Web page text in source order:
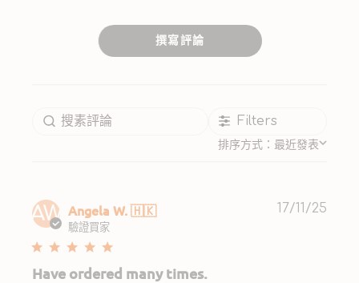
撰寫評論
Filters
排序方式： 最近發表
AW Angela W. 🇭🇰
驗證買家
Have ordered many times.
17/11/25